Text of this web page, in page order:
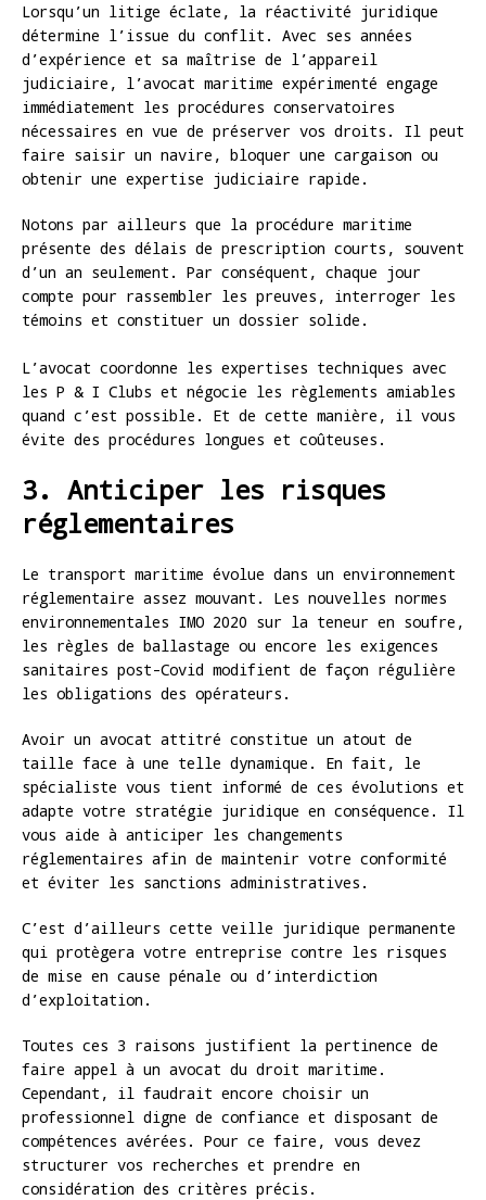
Lorsqu’un litige éclate, la réactivité juridique
détermine l’issue du conflit. Avec ses années
d’expérience et sa maîtrise de l’appareil
judiciaire, l’avocat maritime expérimenté engage
immédiatement les procédures conservatoires
nécessaires en vue de préserver vos droits. Il peut
faire saisir un navire, bloquer une cargaison ou
obtenir une expertise judiciaire rapide.
Notons par ailleurs que la procédure maritime
présente des délais de prescription courts, souvent
d’un an seulement. Par conséquent, chaque jour
compte pour rassembler les preuves, interroger les
témoins et constituer un dossier solide.
L’avocat coordonne les expertises techniques avec
les P & I Clubs et négocie les règlements amiables
quand c’est possible. Et de cette manière, il vous
évite des procédures longues et coûteuses.
3. Anticiper les risques
réglementaires
Le transport maritime évolue dans un environnement
réglementaire assez mouvant. Les nouvelles normes
environnementales IMO 2020 sur la teneur en soufre,
les règles de ballastage ou encore les exigences
sanitaires post-Covid modifient de façon régulière
les obligations des opérateurs.
Avoir un avocat attitré constitue un atout de
taille face à une telle dynamique. En fait, le
spécialiste vous tient informé de ces évolutions et
adapte votre stratégie juridique en conséquence. Il
vous aide à anticiper les changements
réglementaires afin de maintenir votre conformité
et éviter les sanctions administratives.
C’est d’ailleurs cette veille juridique permanente
qui protègera votre entreprise contre les risques
de mise en cause pénale ou d’interdiction
d’exploitation.
Toutes ces 3 raisons justifient la pertinence de
faire appel à un avocat du droit maritime.
Cependant, il faudrait encore choisir un
professionnel digne de confiance et disposant de
compétences avérées. Pour ce faire, vous devez
structurer vos recherches et prendre en
considération des critères précis.